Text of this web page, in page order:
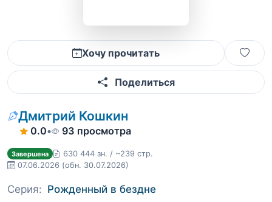
Хочу прочитать
Поделиться
Дмитрий Кошкин
0.0• 93 просмотра
Завершена
630 444 зн. / ~239 стр.
07.06.2026 (обн. 30.07.2026)
Серия: Рожденный в бездне